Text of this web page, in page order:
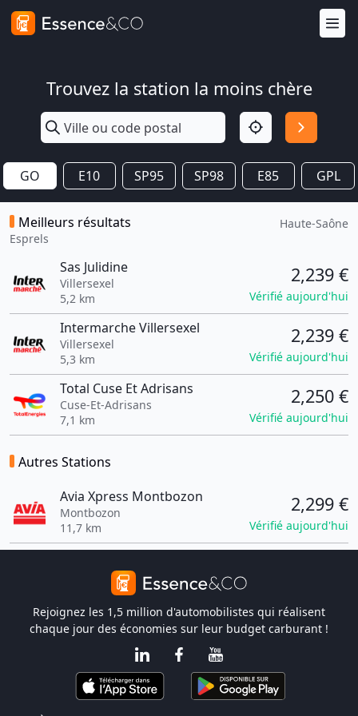
Trouvez la station la moins chère
GO E10 SP95 SP98 E85 GPL
Meilleurs résultats
Esprels
Haute-Saône
Sas Julidine
Villersexel
5,2 km
2,239 €
Vérifié aujourd'hui
Intermarche Villersexel
Villersexel
5,3 km
2,239 €
Vérifié aujourd'hui
Total Cuse Et Adrisans
Cuse-Et-Adrisans
7,1 km
2,250 €
Vérifié aujourd'hui
Autres Stations
Avia Xpress Montbozon
Montbozon
11,7 km
2,299 €
Vérifié aujourd'hui
Rejoignez les 1,5 million d'automobilistes qui réalisent
chaque jour des économies sur leur budget carburant !